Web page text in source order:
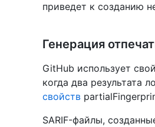
приведет к созданию
Генерация
GitHub использует
когда два результата
свойств
SARIF-файлы,